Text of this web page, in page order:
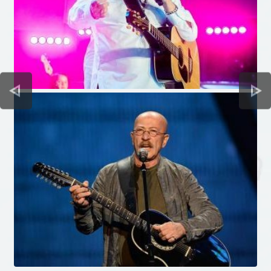
зале, познать сущность, глубину и загадочность
человеческой души.